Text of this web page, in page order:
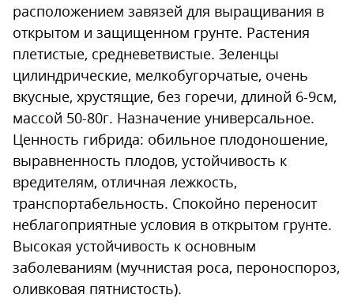
расположением завязей для выращивания в
открытом и защищенном грунте. Растения
плетистые, средневетвистые. Зеленцы
цилиндрические, мелкобугорчатые, очень
вкусные, хрустящие, без горечи, длиной 6-9см,
массой 50-80г. Назначение универсальное.
Ценность гибрида: обильное плодоношение,
выравненность плодов, устойчивость к
вредителям, отличная лежкость,
транспортабельность. Спокойно переносит
неблагоприятные условия в открытом грунте.
Высокая устойчивость к основным
заболеваниям (мучнистая роса, пероноспороз,
оливковая пятнистость).